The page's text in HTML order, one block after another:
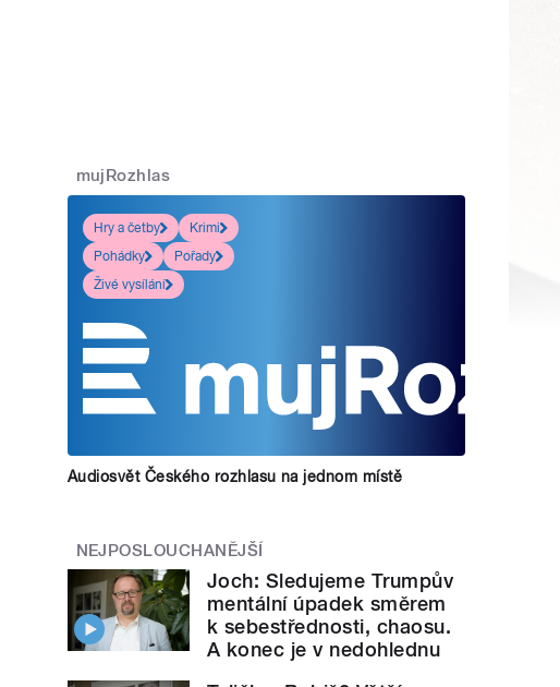
mujRozhlas
Hry a četby
Krimi
Pohádky
Pořady
Živé vysílání
Audiosvět Českého rozhlasu na jednom místě
NEJPOSLOUCHANĚJŠÍ
Joch: Sledujeme Trumpův
mentální úpadek směrem
k sebestřednosti, chaosu.
A konec je v nedohlednu